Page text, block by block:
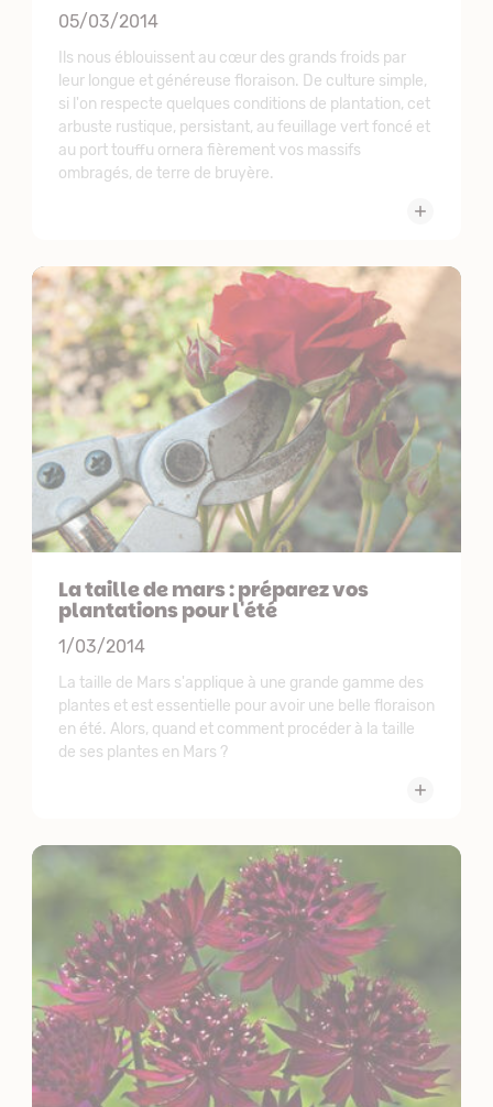
05/03/2014
Ils nous éblouissent au cœur des grands froids par
leur longue et généreuse floraison. De culture simple,
si l'on respecte quelques conditions de plantation, cet
arbuste rustique, persistant, au feuillage vert foncé et
au port touffu ornera fièrement vos massifs
ombragés, de terre de bruyère.
La taille de mars : préparez vos
plantations pour l'été
1/03/2014
La taille de Mars s'applique à une grande gamme des
plantes et est essentielle pour avoir une belle floraison
en été. Alors, quand et comment procéder à la taille
de ses plantes en Mars ?